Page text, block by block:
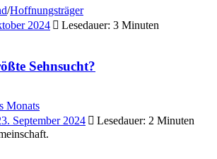
/Hoffnungsträger
2024 Lesedauer: 3 Minuten
Sehnsucht?
Monats
September 2024
Lesedauer: 2 Minuten